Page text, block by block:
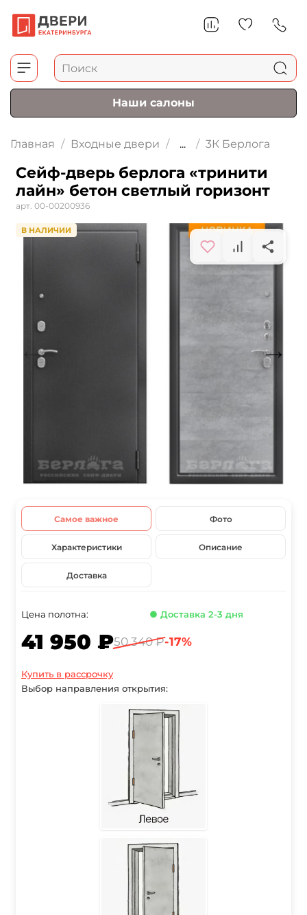
Наши салоны
Главная Входные двери ... 3К Берлога
Сейф-дверь берлога «тринити
лайн» бетон светлый горизонт
арт. 00-00200936
В НАЛИЧИИ
Самое важное Фото
Характеристики Описание
Доставка
Цена полотна: ● Доставка 2-3 дня
41 950 ₽50 340 ₽-17%
Купить в рассрочку
Выбор направления открытия: